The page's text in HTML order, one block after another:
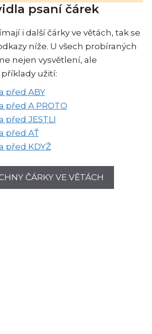
psaní čárek
i další čárky ve větách, tak se
níže. U všech probíraných
nejen vysvětlení, ale
užití:
před ABY
před A PROTO
před JESTLI
před AŤ
před KDYŽ
ČÁRKY VE VĚTÁCH